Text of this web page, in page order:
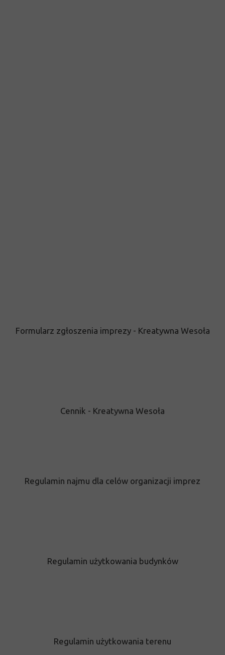
Regulamin użytkowania terenu
Regulamin użytkowania budynków
Regulamin najmu dla celów organizacji imprez
Cennik - Kreatywna Wesoła
Formularz zgłoszenia imprezy - Kreatywna Wesoła